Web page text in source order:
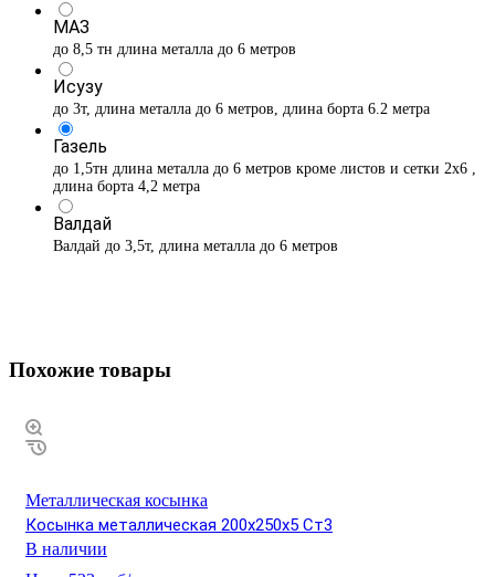
МАЗ
до 8,5 тн длина металла до 6 метров
Исузу
до 3т, длина металла до 6 метров, длина борта 6.2 метра
Газель
до 1,5тн длина металла до 6 метров кроме листов и сетки 2х6 ,
длина борта 4,2 метра
Валдай
Валдай до 3,5т, длина металла до 6 метров
Похожие товары
Металлическая косынка
Косынка металлическая 200х250х5 Ст3
В наличии